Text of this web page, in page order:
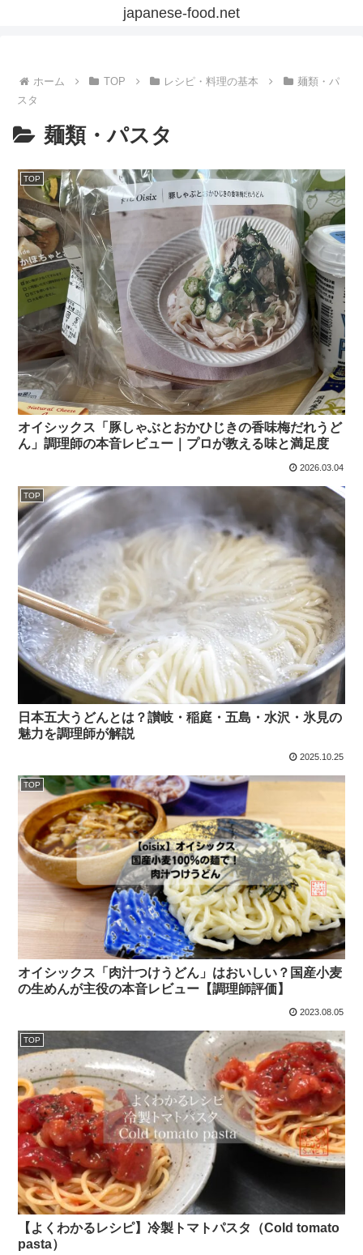
japanese-food.net
ホーム TOP レシピ・料理の基本
麺類・パ
スタ
麺類・パスタ
TOP
オイシックス「豚しゃぶとおかひじきの香味梅だれうど
ん」調理師の本音レビュー｜プロが教える味と満足度
2026.03.04
TOP
日本五大うどんとは？讃岐・稲庭・五島・水沢・氷見の
魅力を調理師が解説
2025.10.25
TOP
オイシックス「肉汁つけうどん」はおいしい？国産小麦
の生めんが主役の本音レビュー【調理師評価】
2023.08.05
TOP
【よくわかるレシピ】冷製トマトパスタ（Cold tomato
pasta）